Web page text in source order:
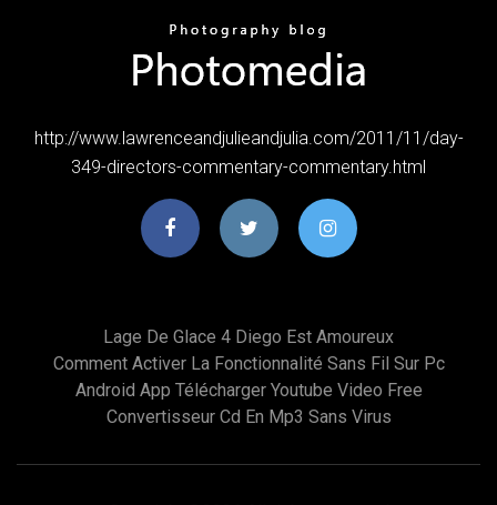
http://www.lawrenceandjulieandjulia.com/2011/11/day-
349-directors-commentary-commentary.html
Lage De Glace 4 Diego Est Amoureux
Comment Activer La Fonctionnalité Sans Fil Sur Pc
Android App Télécharger Youtube Video Free
Convertisseur Cd En Mp3 Sans Virus